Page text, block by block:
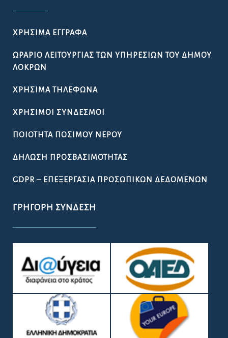
ΧΡΉΣΙΜΑ ΈΓΓΡΑΦΑ
ΩΡΆΡΙΟ ΛΕΙΤΟΥΡΓΊΑΣ ΤΩΝ ΥΠΗΡΕΣΙΏΝ ΤΟΥ ΔΉΜΟΥ
ΛΟΚΡΏΝ
ΧΡΉΣΙΜΑ ΤΗΛΈΦΩΝΑ
ΧΡΉΣΙΜΟΙ ΣΎΝΔΕΣΜΟΙ
ΠΟΙΌΤΗΤΑ ΠΌΣΙΜΟΥ ΝΕΡΟΎ
ΔΉΛΩΣΗ ΠΡΟΣΒΑΣΙΜΌΤΗΤΑΣ
GDPR – ΕΠΕΞΕΡΓΑΣΙΑ ΠΡΟΣΩΠΙΚΩΝ ΔΕΔΟΜΕΝΩΝ
ΓΡΉΓΟΡΗ ΣΎΝΔΕΣΗ